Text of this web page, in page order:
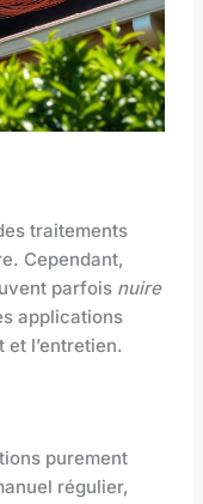
traitements
Cependant,
parfois nuire
applications
l’entretien.
purement
régulier,